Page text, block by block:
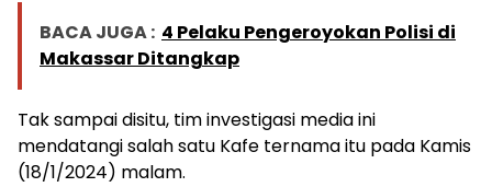
BACA JUGA : 4 Pelaku Pengeroyokan Polisi di
Makassar Ditangkap
Tak sampai disitu, tim investigasi media ini
mendatangi salah satu Kafe ternama itu pada Kamis
(18/1/2024) malam.